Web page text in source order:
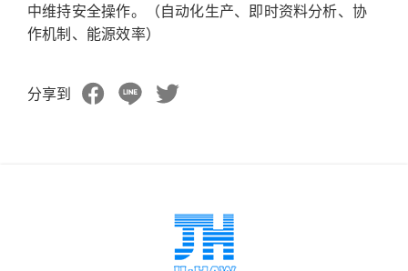
中维持安全操作。（自动化生产、即时资料分析、协
作机制、能源效率）
分享到